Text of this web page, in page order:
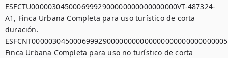
ESFCTU00000304500069992900000000000000000VT-487324-
A1, Finca Urbana Completa para uso turístico de corta
duración.
Finca Urbana Completa para uso no turístico de corta